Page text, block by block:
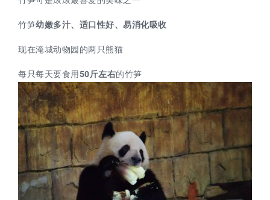
竹笋幼嫩多汁、适口性好、易消化吸收
现在淹城动物园的两只熊猫
每只每天要食用50斤左右的竹笋